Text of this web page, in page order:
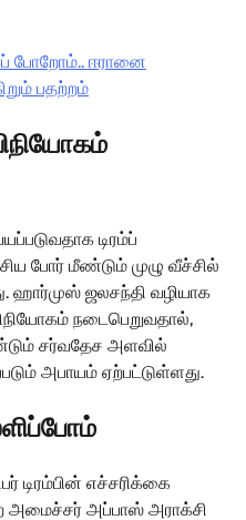
போறோம்.. ஈரானை
பதற்றம்
டிரம்ப்
போர் மீண்டும் முழு வீச்சில்
ஹார்முஸ் ஜலசந்தி வழியாக
நடைபெறுவதால்,
சர்வதேச அளவில்
அபாயம் ஏற்பட்டுள்ளது.
டிரம்பின் எச்சரிக்கை
அமைச்சர் அப்பாஸ் அராக்சி